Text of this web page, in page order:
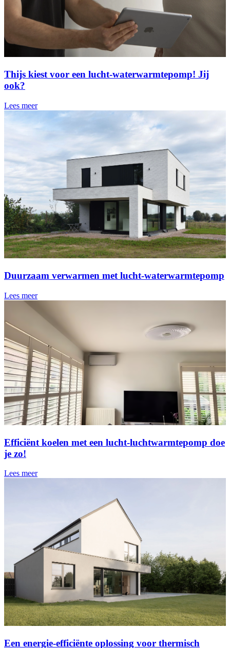
Thijs kiest voor een lucht-waterwarmtepomp! Jij
ook?
Lees meer
Duurzaam verwarmen met lucht-waterwarmtepomp
Lees meer
Efficiënt koelen met een lucht-luchtwarmtepomp doe
je zo!
Lees meer
Een energie-efficiënte oplossing voor thermisch